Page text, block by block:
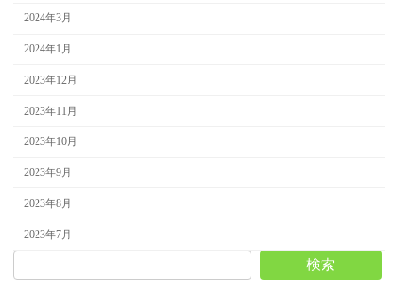
2024年3月
2024年1月
2023年12月
2023年11月
2023年10月
2023年9月
2023年8月
2023年7月
検索